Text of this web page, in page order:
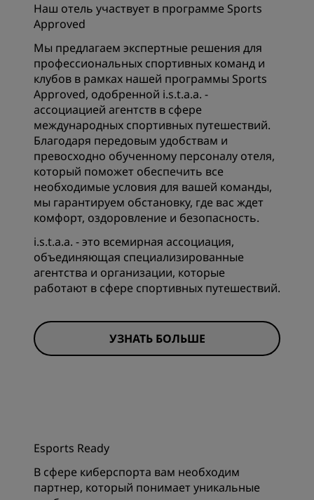
Наш отель участвует в программе Sports
Approved
Мы предлагаем экспертные решения для
профессиональных спортивных команд и
клубов в рамках нашей программы Sports
Approved, одобренной i.s.t.a.a. -
ассоциацией агентств в сфере
международных спортивных путешествий.
Благодаря передовым удобствам и
превосходно обученному персоналу отеля,
который поможет обеспечить все
необходимые условия для вашей команды,
мы гарантируем обстановку, где вас ждет
комфорт, оздоровление и безопасность.
i.s.t.a.a. - это всемирная ассоциация,
объединяющая специализированные
агентства и организации, которые
работают в сфере спортивных путешествий.
УЗНАТЬ БОЛЬШЕ
Esports Ready
В сфере киберспорта вам необходим
партнер, который понимает уникальные